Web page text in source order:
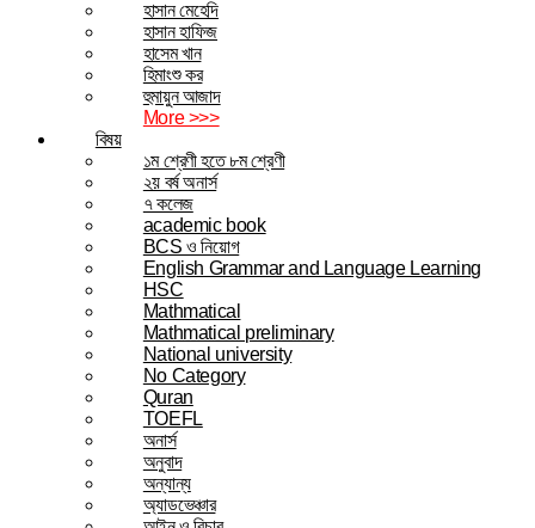
হাসান মেহেদি
হাসান হাফিজ
হাসেম খান
হিমাংশু কর
হুমায়ুন আজাদ
More >>>
বিষয়
১ম শ্রেণী হতে ৮ম শ্রেণী
২য় বর্ষ অনার্স
৭ কলেজ
academic book
BCS ও নিয়োগ
English Grammar and Language Learning
HSC
Mathmatical
Mathmatical preliminary
National university
No Category
Quran
TOEFL
অনার্স
অনুবাদ
অন্যান্য
অ্যাডভেঞ্চার